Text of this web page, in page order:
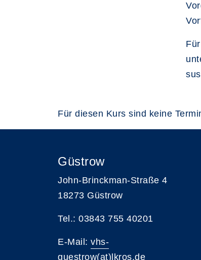
Für diesen Kurs sind keine
Güstrow
John-Brinckman-Straße 4
18273 Güstrow
Tel.: 03843 755 40201
E-Mail: vhs-
guestrow(at)lkros.de